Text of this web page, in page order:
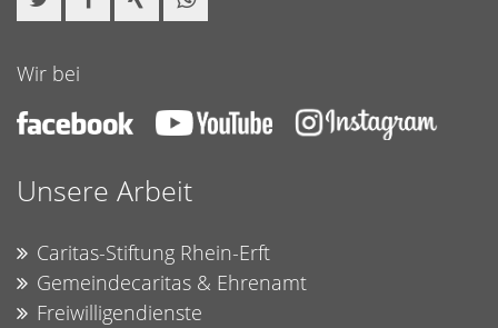
Wir bei
Unsere Arbeit
Caritas-Stiftung Rhein-Erft
Gemeindecaritas & Ehrenamt
Freiwilligendienste